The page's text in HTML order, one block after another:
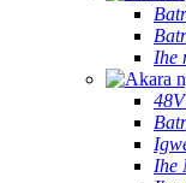
Ihe
Ihe